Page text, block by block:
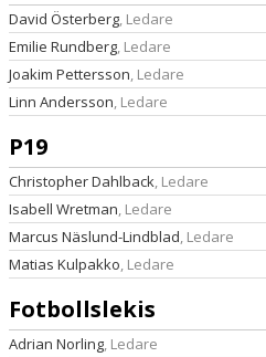
David Österberg, Ledare
Emilie Rundberg, Ledare
Joakim Pettersson, Ledare
Linn Andersson, Ledare
P19
Christopher Dahlback, Ledare
Isabell Wretman, Ledare
Marcus Näslund-Lindblad, Ledare
Matias Kulpakko, Ledare
Fotbollslekis
Adrian Norling, Ledare